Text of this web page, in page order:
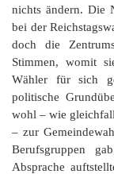
nichts ändern. Die
bei der
doch die
Stimmen, womit
Wähler für sich
politische
wohl – wie
– zur
Berufsgruppen
Absprache